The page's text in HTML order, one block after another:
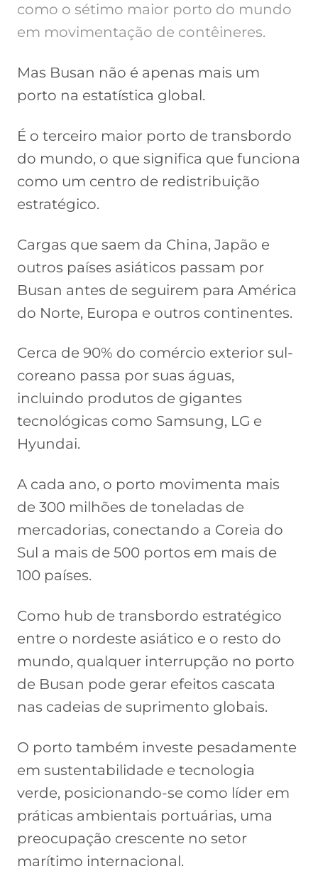
como o sétimo maior porto do mundo
em movimentação de contêineres.
Mas Busan não é apenas mais um
porto na estatística global.
É o terceiro maior porto de transbordo
do mundo, o que significa que funciona
como um centro de redistribuição
estratégico.
Cargas que saem da China, Japão e
outros países asiáticos passam por
Busan antes de seguirem para América
do Norte, Europa e outros continentes.
Cerca de 90% do comércio exterior sul-
coreano passa por suas águas,
incluindo produtos de gigantes
tecnológicas como Samsung, LG e
Hyundai.
A cada ano, o porto movimenta mais
de 300 milhões de toneladas de
mercadorias, conectando a Coreia do
Sul a mais de 500 portos em mais de
100 países.
Como hub de transbordo estratégico
entre o nordeste asiático e o resto do
mundo, qualquer interrupção no porto
de Busan pode gerar efeitos cascata
nas cadeias de suprimento globais.
O porto também investe pesadamente
em sustentabilidade e tecnologia
verde, posicionando-se como líder em
práticas ambientais portuárias, uma
preocupação crescente no setor
marítimo internacional.